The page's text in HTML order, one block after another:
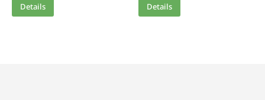
Details
Details